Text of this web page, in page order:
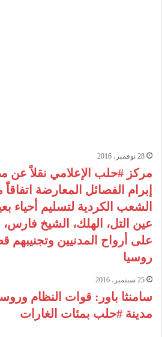
28 نوفمبر، 2016
مركز #حلب الإعلامي نقلاً
إبرام الفصائل المعارضة
الشعب الكردية لتسليم أحياء
عين التل، الهلك، الشيخ فارس،
على أرواح المدنيين
روسيا
25 سبتمبر، 2016
سامنثا باور: قوات النظام
مدينة #حلب بمئات الغارات